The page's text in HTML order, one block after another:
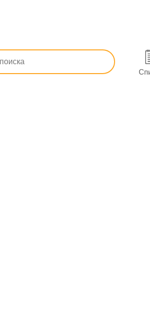
Прочие неврологические препараты